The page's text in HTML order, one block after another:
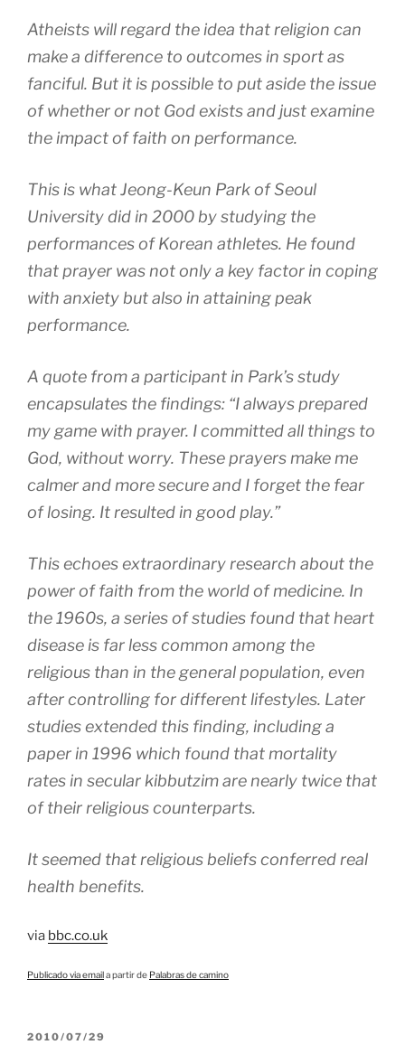
Atheists will regard the idea that religion can
make a difference to outcomes in sport as
fanciful. But it is possible to put aside the issue
of whether or not God exists and just examine
the impact of faith on performance.
This is what Jeong-Keun Park of Seoul
University did in 2000 by studying the
performances of Korean athletes. He found
that prayer was not only a key factor in coping
with anxiety but also in attaining peak
performance.
A quote from a participant in Park’s study
encapsulates the findings: “I always prepared
my game with prayer. I committed all things to
God, without worry. These prayers make me
calmer and more secure and I forget the fear
of losing. It resulted in good play.”
This echoes extraordinary research about the
power of faith from the world of medicine. In
the 1960s, a series of studies found that heart
disease is far less common among the
religious than in the general population, even
after controlling for different lifestyles. Later
studies extended this finding, including a
paper in 1996 which found that mortality
rates in secular kibbutzim are nearly twice that
of their religious counterparts.
It seemed that religious beliefs conferred real
health benefits.
via bbc.co.uk
Publicado via emaila partir de Palabras de camino
PUBLICADO
2010/07/29